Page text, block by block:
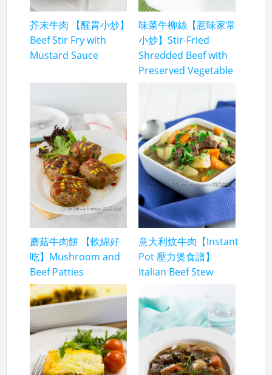
芥末牛肉 【醒胃小炒】
Beef Stir Fry with
Mustard Sauce
味菜牛柳絲【惹味家常
小炒】Stir-Fried
Shredded Beef with
Preserved Vegetable
蘑菇牛肉餅 【軟綿好
吃】Mushroom and
Beef Patties
意大利炆牛肉【Instant
Pot 壓力煲食譜】
Italian Beef Stew